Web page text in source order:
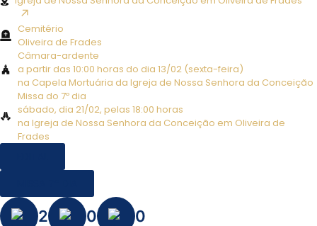
↗︎
Cemitério
Oliveira de Frades
Câmara-ardente
a partir das 10:00 horas do dia 13/02 (sexta-feira)
na Capela Mortuária da Igreja de Nossa Senhora da Conceição
Missa do 7º dia
sábado, dia 21/02, pelas 18:00 horas
na Igreja de Nossa Senhora da Conceição em Oliveira de
Frades
2 0 0